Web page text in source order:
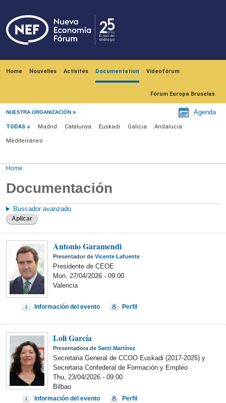
Home Nouvelles Activités Documentation Videofórum
Fórum Europa Bruselas
NUESTRA ORGANIZACIÓN Agenda
Menu documentación
TODAS Madrid Catalunya Euskadi Galicia Andalucia
Mediterráneo
Home
Documentación
Buscador avanzado
Aplicar
Antonio Garamendi
Presentador de Vicente Lafuente
Presidente de CEOE
Mon, 27/04/2026 - 09:00
Valencia
Información del evento Perfil
Loli García
Presentadora de Santi Martínez
Secretaria General de CCOO Euskadi (2017-2025) y
Secretaria Confederal de Formación y Empleo
Thu, 23/04/2026 - 09:00
Bilbao
Información del evento Perfil